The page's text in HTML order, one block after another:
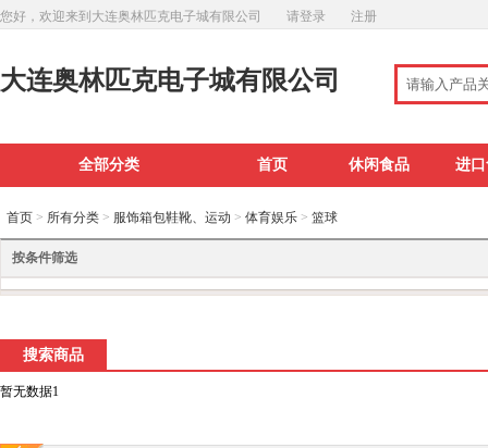
您好，欢迎来到大连奥林匹克电子城有限公司 请登录 注册
大连奥林匹克电子城有限公司
全部分类 首页 休闲食品 进
首页 > 所有分类 > 服饰箱包鞋靴、运动 > 体育娱乐 > 篮球
按条件筛选
搜索商品
暂无数据1